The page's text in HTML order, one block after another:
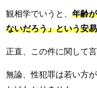
観相学でいうと、 年齢
ないだろう」という安
正直、この件に関して
無論、性犯罪は若い方